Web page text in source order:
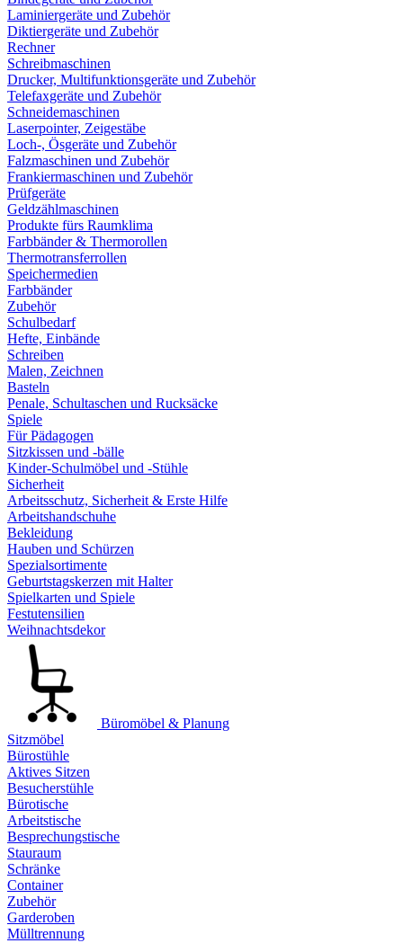
Laminiergeräte und Zubehör
Diktiergeräte und Zubehör
Rechner
Schreibmaschinen
Drucker, Multifunktionsgeräte und Zubehör
Telefaxgeräte und Zubehör
Schneidemaschinen
Laserpointer, Zeigestäbe
Loch-, Ösgeräte und Zubehör
Falzmaschinen und Zubehör
Frankiermaschinen und Zubehör
Prüfgeräte
Geldzählmaschinen
Produkte fürs Raumklima
Farbbänder & Thermorollen
Thermotransferrollen
Speichermedien
Farbbänder
Zubehör
Schulbedarf
Hefte, Einbände
Schreiben
Malen, Zeichnen
Basteln
Penale, Schultaschen und Rucksäcke
Spiele
Für Pädagogen
Sitzkissen und -bälle
Kinder-Schulmöbel und -Stühle
Sicherheit
Arbeitsschutz, Sicherheit & Erste Hilfe
Arbeitshandschuhe
Bekleidung
Hauben und Schürzen
Spezialsortimente
Geburtstagskerzen mit Halter
Spielkarten und Spiele
Festutensilien
Weihnachtsdekor
Büromöbel & Planung
Sitzmöbel
Bürostühle
Aktives Sitzen
Besucherstühle
Bürotische
Arbeitstische
Besprechungstische
Stauraum
Schränke
Container
Zubehör
Garderoben
Mülltrennung